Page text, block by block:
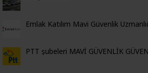
Emlak Katılım Mavi Güvenlik
PTT şubeleri MAVİ GÜVENLİK